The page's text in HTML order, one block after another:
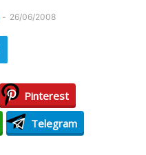
- 26/06/2008
Pinterest
Telegram